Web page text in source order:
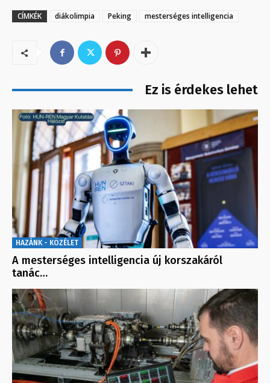
CÍMKÉK diákolimpia Peking mesterséges intelligencia
Ez is érdekes lehet
HAZÁNK - KÖZÉLET
A mesterséges intelligencia új korszakáról
tanác…